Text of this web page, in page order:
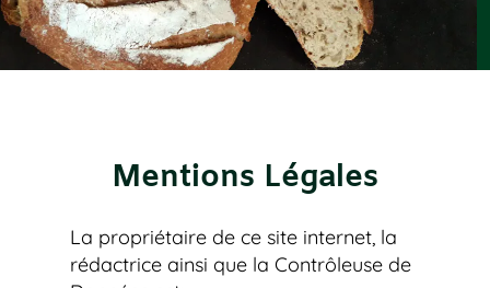
Mentions Légales
La propriétaire de ce site internet, la
rédactrice ainsi que la Contrôleuse de